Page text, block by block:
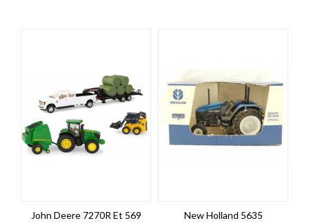
John Deere 7270R Et 569
New Holland 5635